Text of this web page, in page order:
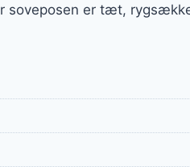
soveposen er tæt,